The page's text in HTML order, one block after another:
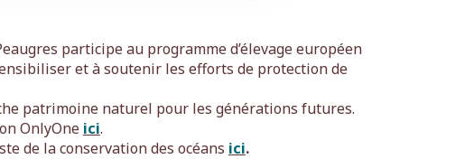
participe au programme d’élevage européen
et à soutenir les efforts de protection de
patrimoine naturel pour les générations futures.
OnlyOne ici.
de la conservation des océans ici.